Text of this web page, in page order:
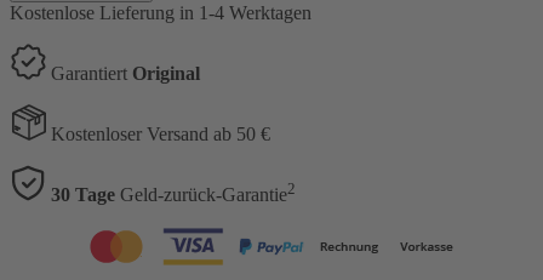
Kostenlose Lieferung in 1-4 Werktagen
Garantiert Original
Kostenloser Versand ab 50 €
30 Tage Geld-zurück-Garantie2